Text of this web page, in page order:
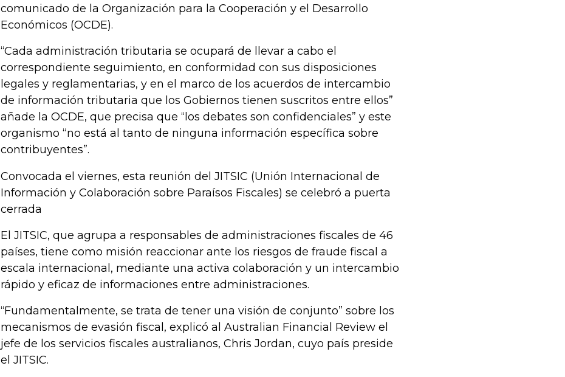
comunicado de la Organización para la Cooperación y el Desarrollo
Económicos (OCDE).
“Cada administración tributaria se ocupará de llevar a cabo el
correspondiente seguimiento, en conformidad con sus disposiciones
legales y reglamentarias, y en el marco de los acuerdos de intercambio
de información tributaria que los Gobiernos tienen suscritos entre ellos”
añade la OCDE, que precisa que “los debates son confidenciales” y este
organismo “no está al tanto de ninguna información específica sobre
contribuyentes”.
Convocada el viernes, esta reunión del JITSIC (Unión Internacional de
Información y Colaboración sobre Paraísos Fiscales) se celebró a puerta
cerrada
El JITSIC, que agrupa a responsables de administraciones fiscales de 46
países, tiene como misión reaccionar ante los riesgos de fraude fiscal a
escala internacional, mediante una activa colaboración y un intercambio
rápido y eficaz de informaciones entre administraciones.
“Fundamentalmente, se trata de tener una visión de conjunto” sobre los
mecanismos de evasión fiscal, explicó al Australian Financial Review el
jefe de los servicios fiscales australianos, Chris Jordan, cuyo país preside
el JITSIC.